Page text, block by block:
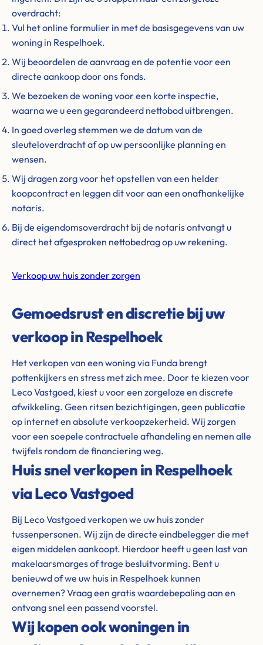
overdracht:
Vul het online formulier in met de basisgegevens van uw
woning in Respelhoek.
Wij beoordelen de aanvraag en de potentie voor een
directe aankoop door ons fonds.
We bezoeken de woning voor een korte inspectie,
waarna we u een gegarandeerd nettobod uitbrengen.
In goed overleg stemmen we de datum van de
sleuteloverdracht af op uw persoonlijke planning en
wensen.
Wij dragen zorg voor het opstellen van een helder
koopcontract en leggen dit voor aan een onafhankelijke
notaris.
Bij de eigendomsoverdracht bij de notaris ontvangt u
direct het afgesproken nettobedrag op uw rekening.
Verkoop uw huis zonder zorgen
Gemoedsrust en discretie bij uw
verkoop in Respelhoek
Het verkopen van een woning via Funda brengt
pottenkijkers en stress met zich mee. Door te kiezen voor
Leco Vastgoed, kiest u voor een zorgeloze en discrete
afwikkeling. Geen ritsen bezichtigingen, geen publicatie
op internet en absolute verkoopzekerheid. Wij zorgen
voor een soepele contractuele afhandeling en nemen alle
twijfels rondom de financiering weg.
Huis snel verkopen in Respelhoek
via Leco Vastgoed
Bij Leco Vastgoed verkopen we uw huis zonder
tussenpersonen. Wij zijn de directe eindbelegger die met
eigen middelen aankoopt. Hierdoor heeft u geen last van
makelaarsmarges of trage besluitvorming. Bent u
benieuwd of we uw huis in Respelhoek kunnen
overnemen? Vraag een gratis waardebepaling aan en
ontvang snel een passend voorstel.
Wij kopen ook woningen in